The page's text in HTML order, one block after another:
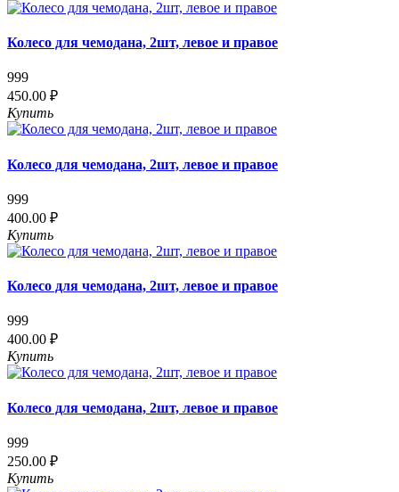
Колесо для чемодана, 2шт, левое и правое
999
450.00 ₽
Купить
Колесо для чемодана, 2шт, левое и правое
999
400.00 ₽
Купить
Колесо для чемодана, 2шт, левое и правое
999
400.00 ₽
Купить
Колесо для чемодана, 2шт, левое и правое
999
250.00 ₽
Купить